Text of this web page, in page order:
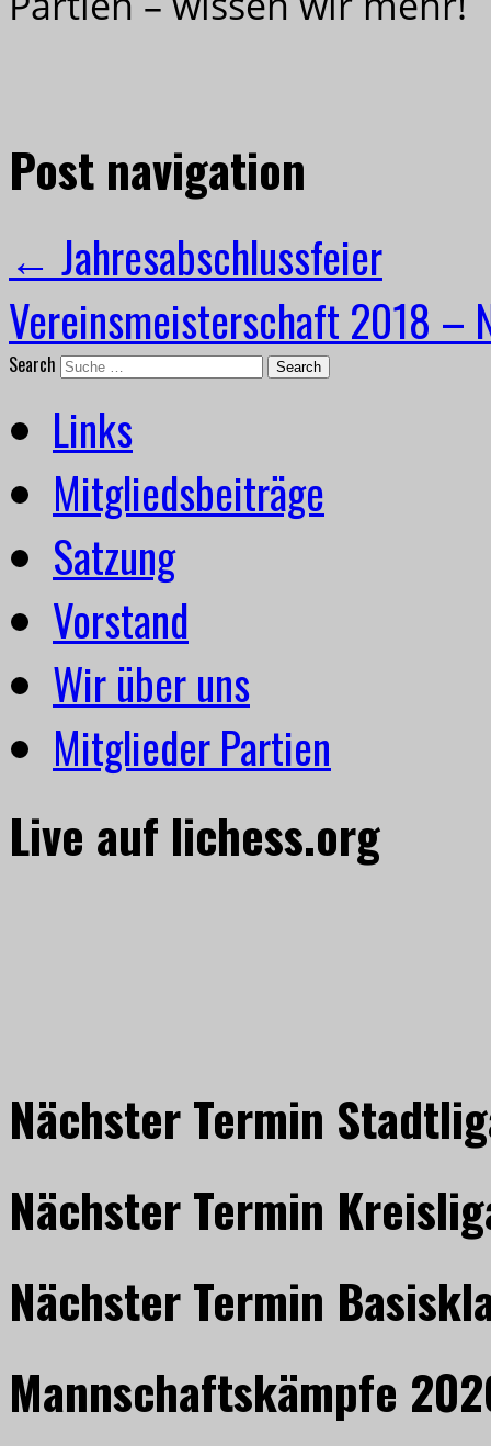
Post navigation
← Jahresabschlussfeier
Vereinsmeisterschaft 2018 –
Search
Links
Mitgliedsbeiträge
Satzung
Vorstand
Wir über uns
Mitglieder Partien
Live auf lichess.org
Nächster Termin
Nächster Termin
Nächster Termin
Mannschaftskämpfe